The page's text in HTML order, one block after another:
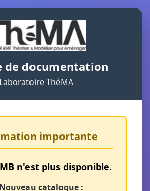
de documentation
Laboratoire ThéMA
importante
n'est plus disponible.
Nouveau catalogue :